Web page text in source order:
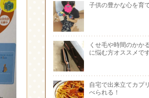
子供の豊かな心を育
くせ毛や時間のかか
に悩む方オススメで
自宅で出来立てカプ
べられる！